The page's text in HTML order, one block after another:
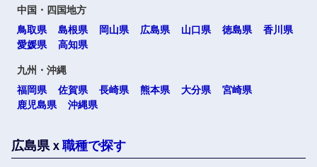
福岡県
大分県 宮崎県
中国・四国地方
鳥取県
島根県 岡山県 広島県 山口県 徳島県
香川県
愛媛県
高知県
九州・沖縄
福岡県
佐賀県 長崎県 熊本県 大分県
宮崎県
鹿児島県
沖縄県
広島県ｘ 職種で探す